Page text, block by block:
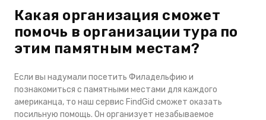
Какая организация сможет
помочь в организации тура по
этим памятным местам?
Если вы надумали посетить Филадельфию и
познакомиться с памятными местами для каждого
американца, то наш сервис FindGid сможет оказать
посильную помощь. Он организует незабываемое